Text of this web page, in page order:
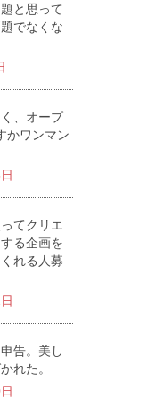
と思って
でなくな
、オープ
かワンマン
てクリエ
る企画を
れる人募
告。美し
れた。